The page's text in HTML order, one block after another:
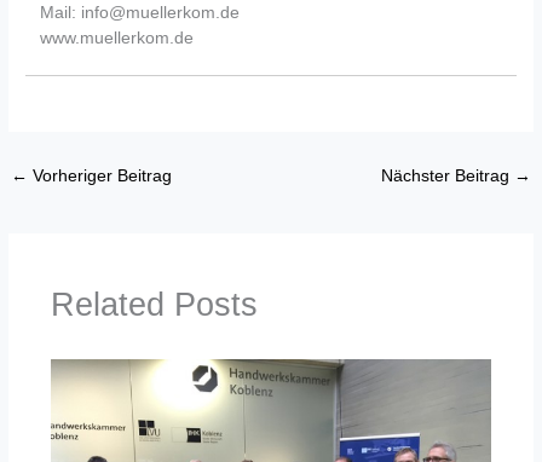
Mail: info@muellerkom.de
www.muellerkom.de
← Vorheriger Beitrag Nächster Beitrag →
Related Posts